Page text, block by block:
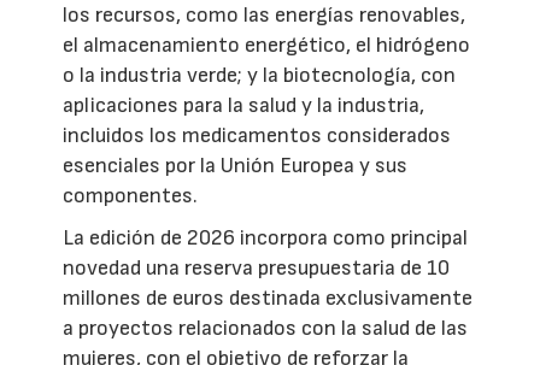
los recursos, como las energías renovables,
el almacenamiento energético, el hidrógeno
o la industria verde; y la biotecnología, con
aplicaciones para la salud y la industria,
incluidos los medicamentos considerados
esenciales por la Unión Europea y sus
componentes.
La edición de 2026 incorpora como principal
novedad una reserva presupuestaria de 10
millones de euros destinada exclusivamente
a proyectos relacionados con la salud de las
mujeres, con el objetivo de reforzar la